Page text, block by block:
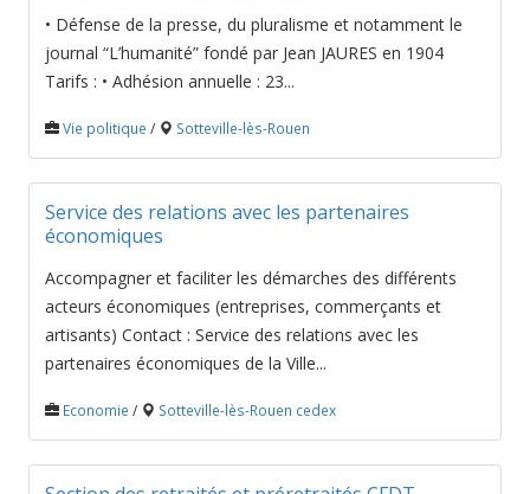
• Défense de la presse, du pluralisme et notamment le
journal “L’humanité” fondé par Jean JAURES en 1904
Tarifs : • Adhésion annuelle : 23...
Vie politique / Sotteville-lès-Rouen
Service des relations avec les partenaires
économiques
Accompagner et faciliter les démarches des différents
acteurs économiques (entreprises, commerçants et
artisants) Contact : Service des relations avec les
partenaires économiques de la Ville...
Economie / Sotteville-lès-Rouen cedex